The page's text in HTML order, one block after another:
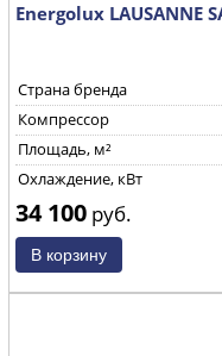
Energolux LAUSANNE
Страна бренда
Компрессор
Площадь, м²
Охлаждение, кВт
34 100 руб.